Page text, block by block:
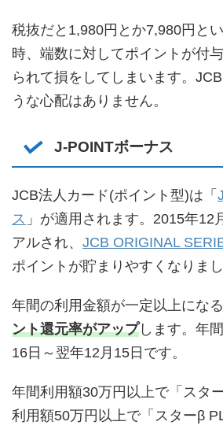
税抜だと1,980円とか7,980円と
時、端数に対してポイントが付
られて損をしてしまいます。
うな心配はありません。
J-POINTボーナス
JCB法人カード(ポイント型)は「
ス 」が適用されます。2015年12
アルされ、 JCB ORIGINAL
ポイントが貯まりやすくなりまし
年間の利用金額が一定以上になる
ント還元率がアップします。年
16日～翌年12月15日です。
年間利用額30万円以上で「スタ
利用額50万円以上で「スターβ